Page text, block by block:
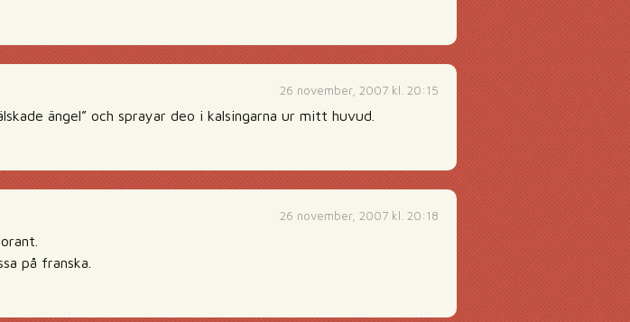
26 november, 2007 kl. 20:15
ängel” och sprayar deo i kalsingarna ur mitt huvud.
26 november, 2007 kl. 20:18
på franska.